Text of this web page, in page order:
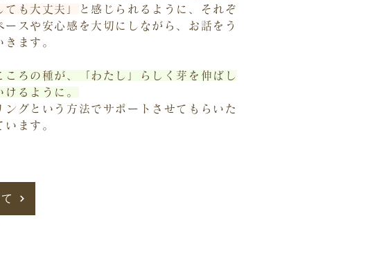
ても大丈夫」
と感じられるように、それぞ
ースや安心感を大切にしながら、お話をう
きます。
ころの種が、「わたし」らしく芽を伸ばし
けるように。
ングという方法でサポートさせてもらいた
います。